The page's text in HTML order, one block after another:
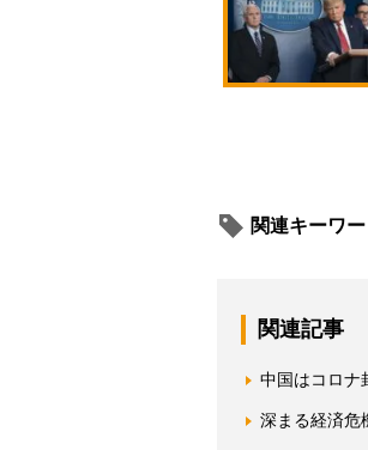
関連キーワ
関連記事
中国はコロナ
深まる経済